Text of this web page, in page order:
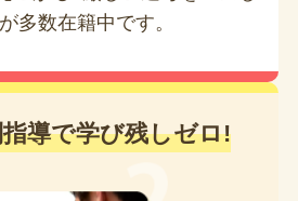
多数在籍中です。
導で学び残しゼロ!